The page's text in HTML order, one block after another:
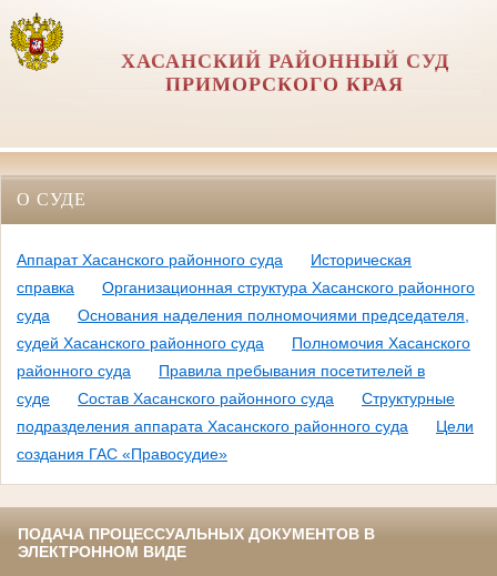
ХАСАНСКИЙ РАЙОННЫЙ СУД
ПРИМОРСКОГО КРАЯ
О СУДЕ
Аппарат Хасанского районного суда
Историческая
справка
Организационная структура Хасанского районного
суда
Основания наделения полномочиями председателя,
судей Хасанского районного суда
Полномочия Хасанского
районного суда
Правила пребывания посетителей в
суде
Состав Хасанского районного суда
Структурные
подразделения аппарата Хасанского районного суда
Цели
создания ГАС «Правосудие»
ПОДАЧА ПРОЦЕССУАЛЬНЫХ ДОКУМЕНТОВ В
ЭЛЕКТРОННОМ ВИДЕ